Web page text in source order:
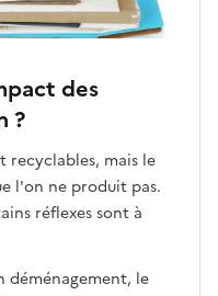
des
?
recyclables, mais le
l'on ne produit pas.
réflexes sont à
déménagement, le